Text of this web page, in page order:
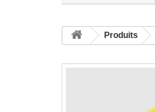
Produits